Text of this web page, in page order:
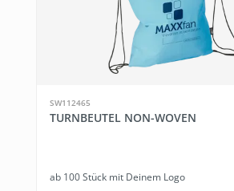
SW112465
TURNBEUTEL NON-WOVEN
ab 100 Stück mit Deinem Logo